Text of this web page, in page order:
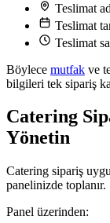
Teslimat
Teslimat
Teslimat
Böylece mutfak ve
bilgileri tek sipariş
Catering
Yönetin
Catering sipariş
panelinizde toplanır.
Panel üzerinden: